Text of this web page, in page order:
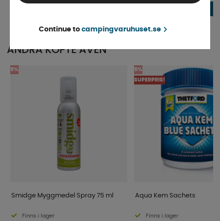
ANDRA KÖPTE ÄVEN
5%
Smidge Myggmedel Spray 75 ml
Finns i lager
5%
SUPERPRIS!
Aqua Kem Sachets
Finns i lager
Continue to campingvaruhuset.se